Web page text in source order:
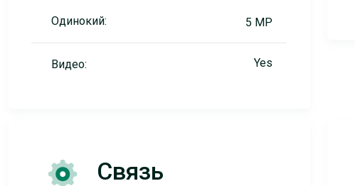
Одинокий: 5 MP
Видео: Yes
Связь